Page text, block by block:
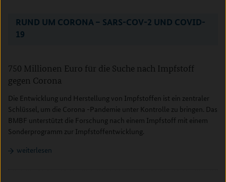
RUND UM CORONA – SARS-COV-2 UND COVID-
19
750 Millionen Euro für die Suche nach Impfstoff
gegen Corona
Die Entwicklung und Herstellung von Impfstoffen ist ein zentraler
Schlüssel, um die Corona -Pandemie unter Kontrolle zu bringen. Das
BMBF unterstützt die Forschung nach einem Impfstoff mit einem
Sonderprogramm zur Impfstoffentwicklung.
weiterlesen